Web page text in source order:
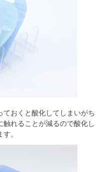
ておくと酸化してしまいがち
れることが減るので酸化し
。